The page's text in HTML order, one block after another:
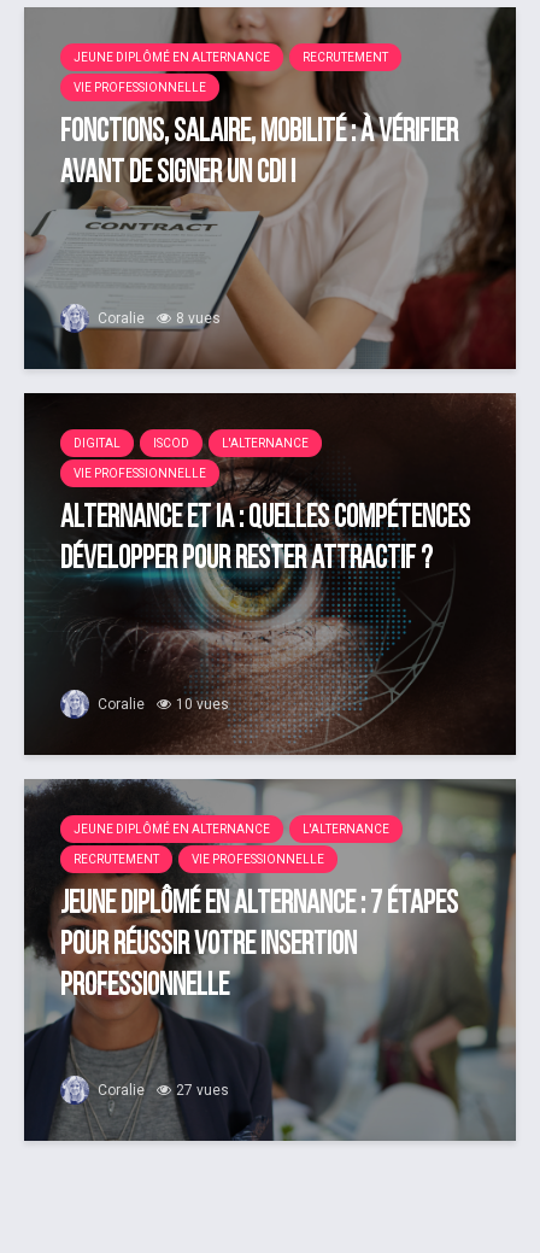
JEUNE DIPLÔMÉ EN ALTERNANCE RECRUTEMENT
VIE PROFESSIONNELLE
Fonctions, salaire, mobilité : à vérifier
avant de signer un CDI !
Coralie 8 vues
DIGITAL ISCOD L'ALTERNANCE
VIE PROFESSIONNELLE
Alternance et IA : quelles compétences
développer pour rester attractif ?
Coralie 10 vues
JEUNE DIPLÔMÉ EN ALTERNANCE L'ALTERNANCE
RECRUTEMENT VIE PROFESSIONNELLE
Jeune diplômé en alternance : 7 étapes
pour réussir votre insertion
professionnelle
Coralie 27 vues